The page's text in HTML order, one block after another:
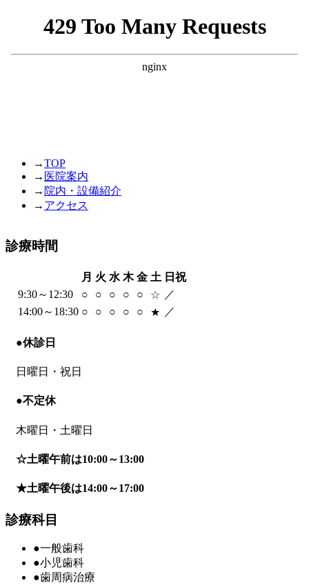
→TOP
→ 医院案内
→ 院内・設備紹介
→ アクセス
診療時間
月 火 水 木 金 土 日祝
9:30～12:30
○ ○ ○ ○ ○ ☆ ／
14:00～18:30 ○ ○ ○ ○ ○ ★ ／
●休診日
日曜日・祝日
●不定休
木曜日・土曜日
☆土曜午前は10:00～13:00
★土曜午後は14:00～17:00
診療科目
●一般歯科
●小児歯科
●歯周病治療